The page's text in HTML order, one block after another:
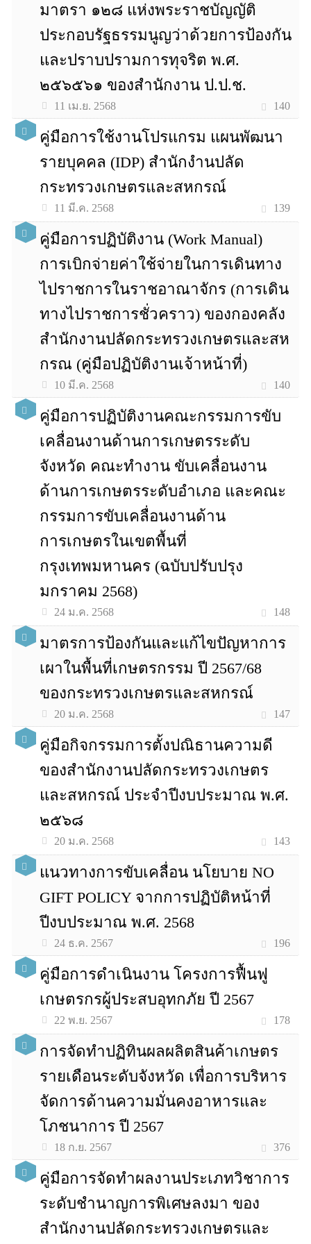
มาตรา ๑๒๘ แห่งพระราชบัญญัติ
ประกอบรัฐธรรมนูญว่าด้วยการป้องกัน
และปราบปรามการทุจริต พ.ศ.
๒๕๖๕๖๑ ของสำนักงาน ป.ป.ช.
11 เม.ย. 2568 140
คู่มือการใช้งานโปรแกรม แผนพัฒนา
รายบุคคล (IDP) สำนักงำนปลัด
กระทรวงเกษตรและสหกรณ์
11 มี.ค. 2568 139
คู่มือการปฏิบัติงาน (Work Manual)
การเบิกจ่ายค่าใช้จ่ายในการเดินทาง
ไปราชการในราชอาณาจักร (การเดิน
ทางไปราชการชั่วคราว) ของกองคลัง
สำนักงานปลัดกระทรวงเกษตรและสห
กรณ (คู่มือปฏิบัติงานเจ้าหน้าที่)
10 มี.ค. 2568 140
คู่มือการปฏิบัติงานคณะกรรมการขับ
เคลื่อนงานด้านการเกษตรระดับ
จังหวัด คณะทำงาน ขับเคลื่อนงาน
ด้านการเกษตรระดับอำเภอ และคณะ
กรรมการขับเคลื่อนงานด้าน
การเกษตรในเขตพื้นที่
กรุงเทพมหานคร (ฉบับปรับปรุง
มกราคม 2568)
24 ม.ค. 2568 148
มาตรการป้องกันและแก้ไขปัญหาการ
เผาในพื้นที่เกษตรกรรม ปี 2567/68
ของกระทรวงเกษตรและสหกรณ์
20 ม.ค. 2568 147
คู่มือกิจกรรมการตั้งปณิธานความดี
ของสำนักงานปลัดกระทรวงเกษตร
และสหกรณ์ ประจำปีงบประมาณ พ.ศ.
๒๕๖๘
20 ม.ค. 2568 143
แนวทางการขับเคลื่อน นโยบาย NO
GIFT POLICY จากการปฏิบัติหน้าที่
ปีงบประมาณ พ.ศ. 2568
24 ธ.ค. 2567 196
คู่มือการดำเนินงาน โครงการฟื้นฟู
เกษตรกรผู้ประสบอุทกภัย ปี 2567
22 พ.ย. 2567 178
การจัดทำปฏิทินผลผลิตสินค้าเกษตร
รายเดือนระดับจังหวัด เพื่อการบริหาร
จัดการด้านความมั่นคงอาหารและ
โภชนาการ ปี 2567
18 ก.ย. 2567 376
คู่มือการจัดทำผลงานประเภทวิชาการ
ระดับชำนาญการพิเศษลงมา ของ
สำนักงานปลัดกระทรวงเกษตรและ